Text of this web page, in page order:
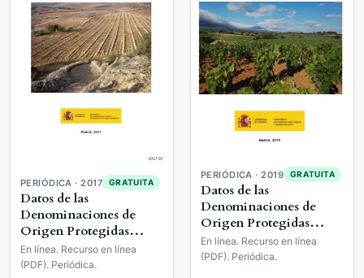
PERIÓDICA · 2017 GRATUITA
Datos de las
Denominaciones de
Origen Protegidas
(DOP) de Vinos
En línea. Recurso en línea
(PDF). Periódica.
PERIÓDICA · 2019 GRATUITA
Datos de las
Denominaciones de
Origen Protegidas
(DOP) de Vinos
En línea. Recurso en línea
(PDF). Periódica.